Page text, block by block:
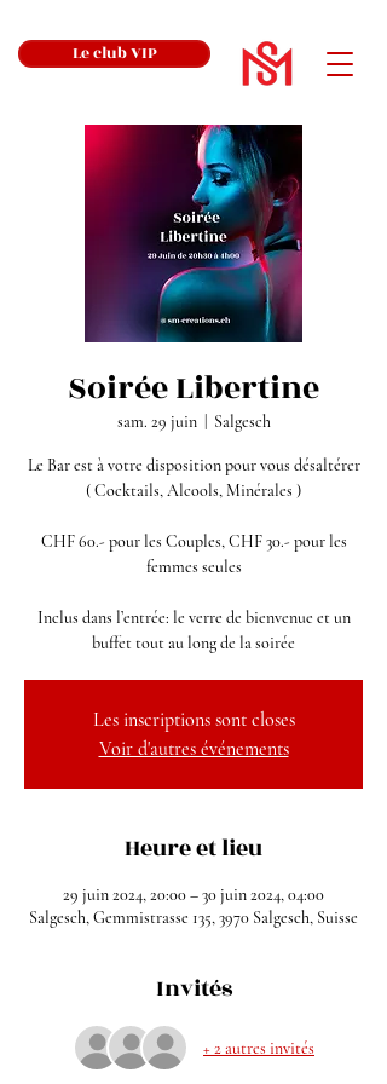
Le club VIP
Soirée Libertine
sam. 29 juin
  |
Salgesch
Le Bar est à votre disposition pour vous désaltérer
( Cocktails, Alcools, Minérales )
CHF 60.- pour les Couples, CHF 30.- pour les
femmes seules
Inclus dans l’entrée: le verre de bienvenue et un
buffet tout au long de la soirée
Les inscriptions sont closes
Voir d'autres événements
Heure et lieu
29 juin 2024, 20:00 – 30 juin 2024, 04:00
Salgesch, Gemmistrasse 135, 3970 Salgesch, Suisse
Invités
+ 2 autres invités